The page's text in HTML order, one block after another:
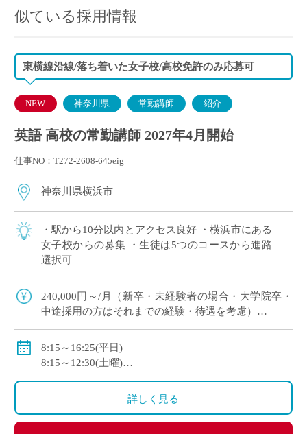
似ている採用情報
東横線沿線/落ち着いた女子校/高校免許のみ応募可
NEW 神奈川県 常勤講師 紹介
英語 高校の常勤講師 2027年4月開始
仕事NO：T272-2608-645eig
神奈川県横浜市
・駅から10分以内とアクセス良好 ・横浜市にある
女子校からの募集 ・生徒は5つのコースから進路
選択可
240,000円～/月（新卒・未経験者の場合・大学院卒・
中途採用の方はそれまでの経験・待遇を考慮）
賞与あり(年3回・2.5ヶ月分)
社会保険加入
8:15～16:25(平日)
8:15～12:30(土曜)
詳しく見る